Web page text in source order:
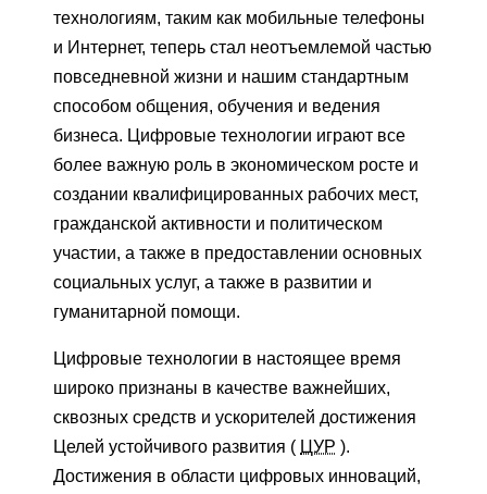
технологиям, таким как мобильные телефоны
и Интернет, теперь стал неотъемлемой частью
повседневной жизни и нашим стандартным
способом общения, обучения и ведения
бизнеса. Цифровые технологии играют все
более важную роль в экономическом росте и
создании квалифицированных рабочих мест,
гражданской активности и политическом
участии, а также в предоставлении основных
социальных услуг, а также в развитии и
гуманитарной помощи.
Цифровые технологии в настоящее время
широко признаны в качестве важнейших,
сквозных средств и ускорителей достижения
Целей устойчивого развития ( ЦУР ).
Достижения в области цифровых инноваций,